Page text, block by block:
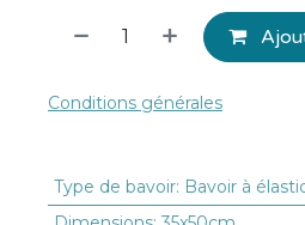
Conditions générales
Type de bavoir: Bavoir à